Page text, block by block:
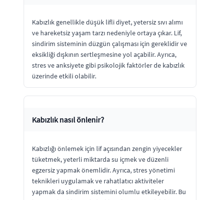
Kabızlık genellikle düşük lifli diyet, yetersiz sıvı alımı
ve hareketsiz yaşam tarzı nedeniyle ortaya çıkar. Lif,
sindirim sisteminin düzgün çalışması için gereklidir ve
eksikliği dışkının sertleşmesine yol açabilir. Ayrıca,
stres ve anksiyete gibi psikolojik faktörler de kabızlık
üzerinde etkili olabilir.
Kabızlık nasıl önlenir?
Kabızlığı önlemek için lif açısından zengin yiyecekler
tüketmek, yeterli miktarda su içmek ve düzenli
egzersiz yapmak önemlidir. Ayrıca, stres yönetimi
teknikleri uygulamak ve rahatlatıcı aktiviteler
yapmak da sindirim sistemini olumlu etkileyebilir. Bu